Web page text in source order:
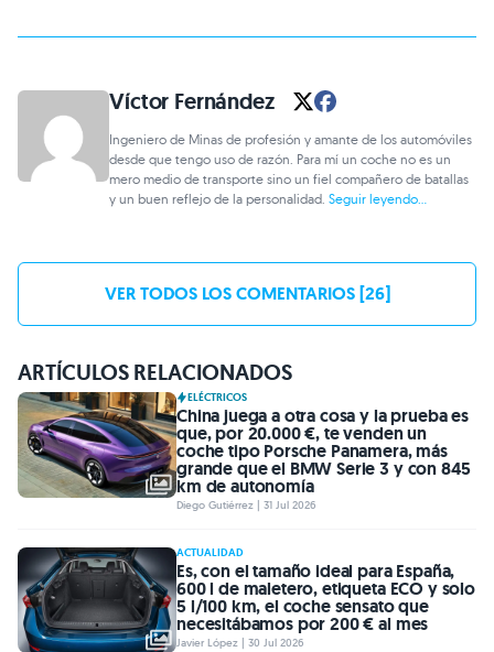
Víctor Fernández
Ingeniero de Minas de profesión y amante de los automóviles
desde que tengo uso de razón. Para mí un coche no es un
mero medio de transporte sino un fiel compañero de batallas
y un buen reflejo de la personalidad.Seguir leyendo...
VER TODOS LOS COMENTARIOS [26]
ARTÍCULOS RELACIONADOS
ELÉCTRICOS
China juega a otra cosa y la prueba es
que, por 20.000 €, te venden un
coche tipo Porsche Panamera, más
grande que el BMW Serie 3 y con 845
km de autonomía
Diego Gutiérrez | 31 Jul 2026
ACTUALIDAD
Es, con el tamaño ideal para España,
600 l de maletero, etiqueta ECO y solo
5 l/100 km, el coche sensato que
necesitábamos por 200 € al mes
Javier López | 30 Jul 2026